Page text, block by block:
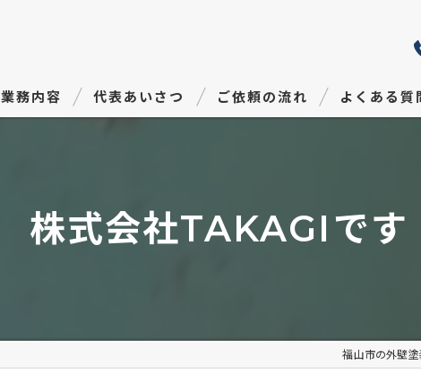
業務内容 代表あいさつ ご依頼の流れ よくある質
株式会社TAKAGI⁡です
福山市の外壁